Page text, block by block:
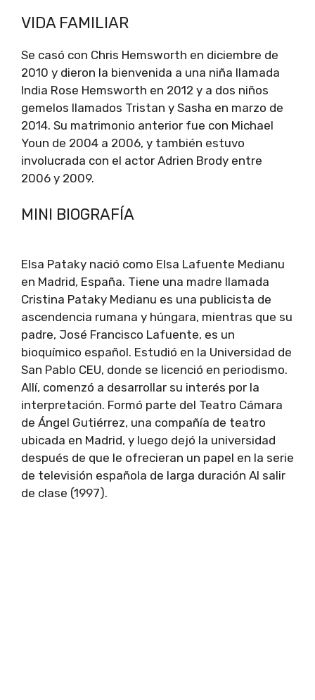
VIDA FAMILIAR
Se casó con Chris Hemsworth en diciembre de
2010 y dieron la bienvenida a una niña llamada
India Rose Hemsworth en 2012 y a dos niños
gemelos llamados Tristan y Sasha en marzo de
2014. Su matrimonio anterior fue con Michael
Youn de 2004 a 2006, y también estuvo
involucrada con el actor Adrien Brody entre
2006 y 2009.
MINI BIOGRAFÍA
Elsa Pataky nació como Elsa Lafuente Medianu
en Madrid, España. Tiene una madre llamada
Cristina Pataky Medianu es una publicista de
ascendencia rumana y húngara, mientras que su
padre, José Francisco Lafuente, es un
bioquímico español. Estudió en la Universidad de
San Pablo CEU, donde se licenció en periodismo.
Allí, comenzó a desarrollar su interés por la
interpretación. Formó parte del Teatro Cámara
de Ángel Gutiérrez, una compañía de teatro
ubicada en Madrid, y luego dejó la universidad
después de que le ofrecieran un papel en la serie
de televisión española de larga duración Al salir
de clase (1997).